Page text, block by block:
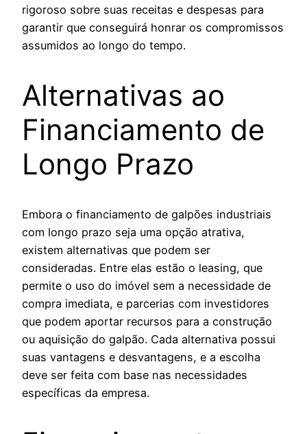
rigoroso sobre suas receitas e despesas para
garantir que conseguirá honrar os compromissos
assumidos ao longo do tempo.
Alternativas ao
Financiamento de
Longo Prazo
Embora o financiamento de galpões industriais
com longo prazo seja uma opção atrativa,
existem alternativas que podem ser
consideradas. Entre elas estão o leasing, que
permite o uso do imóvel sem a necessidade de
compra imediata, e parcerias com investidores
que podem aportar recursos para a construção
ou aquisição do galpão. Cada alternativa possui
suas vantagens e desvantagens, e a escolha
deve ser feita com base nas necessidades
específicas da empresa.